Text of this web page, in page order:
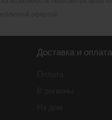
Доставка и оплата